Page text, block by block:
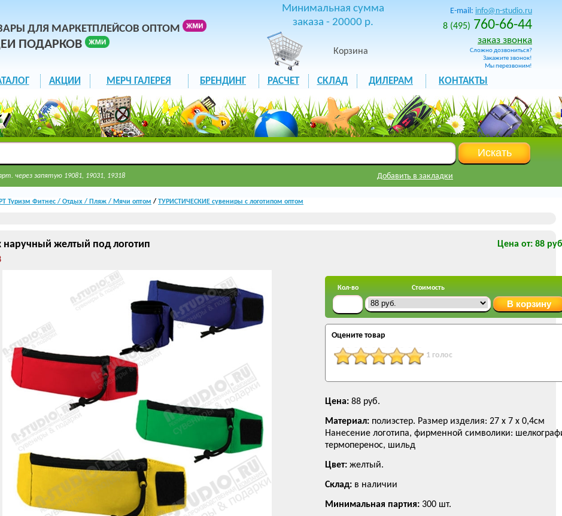
ДЛЯ МАРКЕТПЛЕЙСОВ ОПТОМ
ПОДАРКОВ
Минимальная сумма
заказа - 20000 р.
Корзина
E-mail: info@n-studio.ru
8 (495) 760-66-44
заказ звонка
Сложно дозвониться?
Закажите звонок!
Мы перезвоним!
АКЦИИ МЕРЧ ГАЛЕРЕЯ БРЕНДИНГ РАСЧЕТ СКЛАД ДИЛЕРАМ КОНТАКТЫ
через запятую 19081, 19031, 19318 Добавить в закладки
Туризм Фитнес / Отдых / Пляж / Мячи оптом / ТУРИСТИЧЕСКИЕ сувениры с логотипом оптом
желтый под логотип
Цена от: 88
Кол-во Стоимость
Оцените товар
1 голос
Цена: 88 руб.
Материал: полиэстер. Размер изделия: 27 х 7 х 0,4см
Нанесение логотипа, фирменной символики:
термоперенос, шильд
Цвет: желтый.
Склад: в наличии
Минимальная партия: 300 шт.